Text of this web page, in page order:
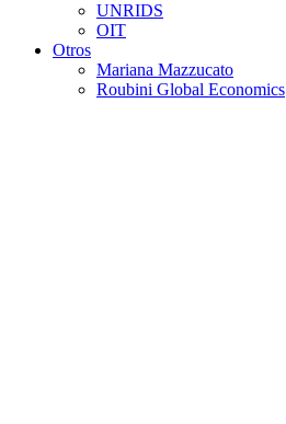
UNRIDS
OIT
Otros
Mariana Mazzucato
Roubini Global Economics